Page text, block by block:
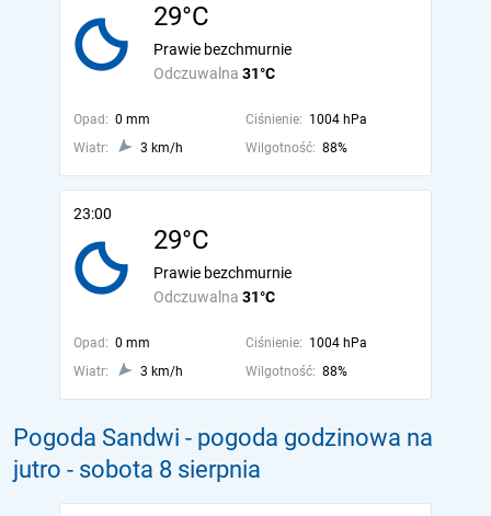
29°C
Odczuwalna 31°C
Prawie bezchmurnie
Opad: 0 mm Ciśnienie: 1004 hPa
Wiatr:
3 km/h Wilgotność: 88%
23:00
29°C
Odczuwalna 31°C
Prawie bezchmurnie
Opad: 0 mm Ciśnienie: 1004 hPa
Wiatr:
3 km/h Wilgotność: 88%
Pogoda Sandwi - pogoda godzinowa na
jutro - sobota 8 sierpnia